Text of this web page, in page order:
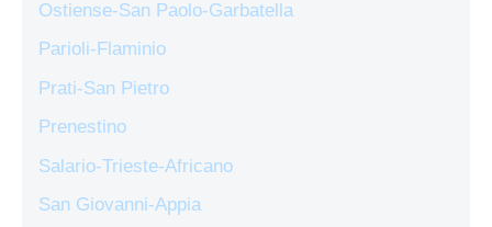
Ostiense-San Paolo-Garbatella
Parioli-Flaminio
Prati-San Pietro
Prenestino
Salario-Trieste-Africano
San Giovanni-Appia